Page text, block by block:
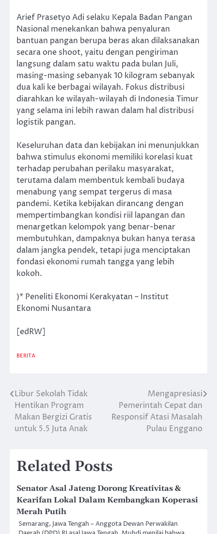
Arief Prasetyo Adi selaku Kepala Badan Pangan
Nasional menekankan bahwa penyaluran
bantuan pangan berupa beras akan dilaksanakan
secara one shoot, yaitu dengan pengiriman
langsung dalam satu waktu pada bulan Juli,
masing-masing sebanyak 10 kilogram sebanyak
dua kali ke berbagai wilayah. Fokus distribusi
diarahkan ke wilayah-wilayah di Indonesia Timur
yang selama ini lebih rawan dalam hal distribusi
logistik pangan.
Keseluruhan data dan kebijakan ini menunjukkan
bahwa stimulus ekonomi memiliki korelasi kuat
terhadap perubahan perilaku masyarakat,
terutama dalam membentuk kembali budaya
menabung yang sempat tergerus di masa
pandemi. Ketika kebijakan dirancang dengan
mempertimbangkan kondisi riil lapangan dan
menargetkan kelompok yang benar-benar
membutuhkan, dampaknya bukan hanya terasa
dalam jangka pendek, tetapi juga menciptakan
fondasi ekonomi rumah tangga yang lebih
kokoh.
)* Peneliti Ekonomi Kerakyatan – Institut
Ekonomi Nusantara
[edRW]
BERITA
Post
navigation
Libur Sekolah Tidak
Hentikan Program
Makan Bergizi Gratis
untuk 5.5 Juta Anak
Mengapresiasi
Pemerintah Cepat dan
Responsif Atasi Masalah
Pulau Enggano
Related Posts
Senator Asal Jateng Dorong Kreativitas &
Kearifan Lokal Dalam Kembangkan Koperasi
Merah Putih
Semarang, Jawa Tengah – Anggota Dewan Perwakilan